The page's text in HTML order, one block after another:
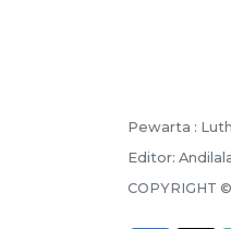
Pewarta :
Editor:
COPYRIGHT ©